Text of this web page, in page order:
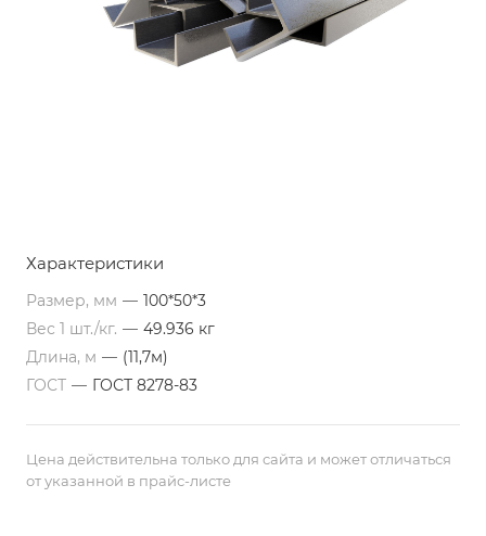
Характеристики
Размер, мм — 100*50*3
Вес 1 шт./кг. — 49.936 кг
Длина, м — (11,7м)
ГОСТ — ГОСТ 8278-83
Цена действительна только для сайта и может отличаться
от указанной в прайс-листе